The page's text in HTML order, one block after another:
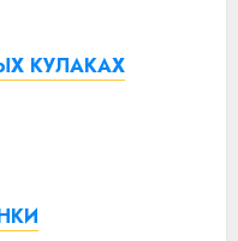
КУЛАКАХ